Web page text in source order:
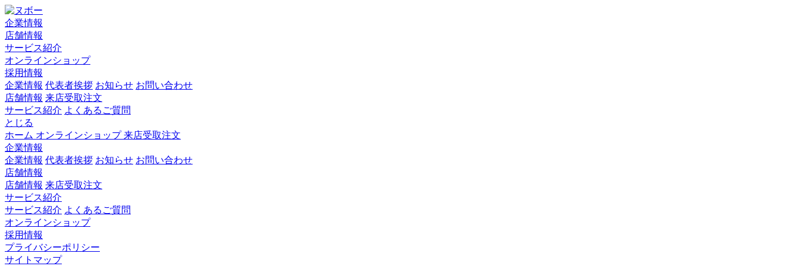
企業情報
店舗情報
サービス紹介
オンラインショップ
採用情報
企業情報 代表者挨拶 お知らせ お問い合わせ
店舗情報 来店受取注文
サービス紹介 よくあるご質問
とじる
ホーム オンラインショップ来店受取注文
企業情報
企業情報 代表者挨拶 お知らせ お問い合わせ
店舗情報
店舗情報 来店受取注文
サービス紹介
サービス紹介 よくあるご質問
オンラインショップ
採用情報
プライバシーポリシー
サイトマップ